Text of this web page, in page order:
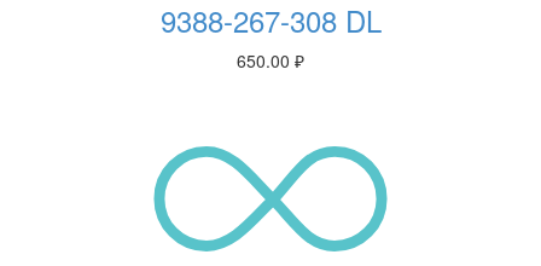
9388-267-308 DL
650.00 ₽